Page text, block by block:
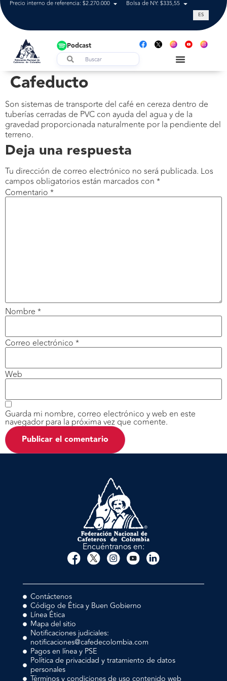
Precio interno de referencia: $2.270.000 Bolsa de NY: $335,55 Tasa de
ES
Podcast
Cafeducto
Son sistemas de transporte del café en cereza dentro de
tuberías cerradas de PVC con ayuda del agua y de la
gravedad proporcionada naturalmente por la pendiente del
terreno.
Deja una respuesta
Tu dirección de correo electrónico no será publicada. Los
campos obligatorios están marcados con *
Comentario *
Nombre *
Correo electrónico *
Web
Guarda mi nombre, correo electrónico y web en este
navegador para la próxima vez que comente.
Encuéntranos en:
Contáctenos
Código de Ética y Buen Gobierno
Línea Ética
Mapa del sitio
Notificaciones judiciales:
notificaciones@cafedecolombia.com
Pagos en línea y PSE
Política de privacidad y tratamiento de datos
personales
Términos y condiciones de uso contenido web